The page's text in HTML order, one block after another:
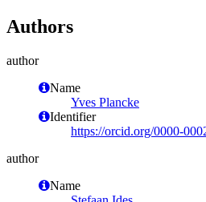
Authors
author
Name
Yves Plancke
Identifier
https://orcid.org/0000-
author
Name